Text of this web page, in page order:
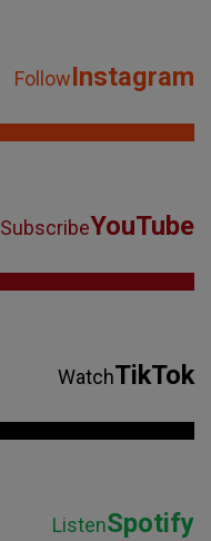
FollowInstagram
SubscribeYouTube
WatchTikTok
ListenSpotify